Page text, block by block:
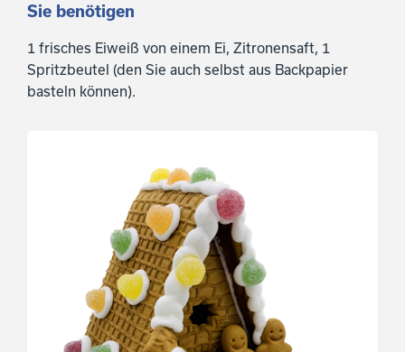
Sie benötigen
1 frisches Eiweiß von einem Ei, Zitronensaft, 1
Spritzbeutel (den Sie auch selbst aus Backpapier
basteln können).